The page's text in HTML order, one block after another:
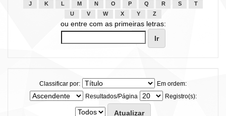
J
K L M N O P Q R S
T
U
V W X Y Z
ou entre com as primeiras letras:
Classificar por:
Em ordem:
Resultados/Página
Registro(s):